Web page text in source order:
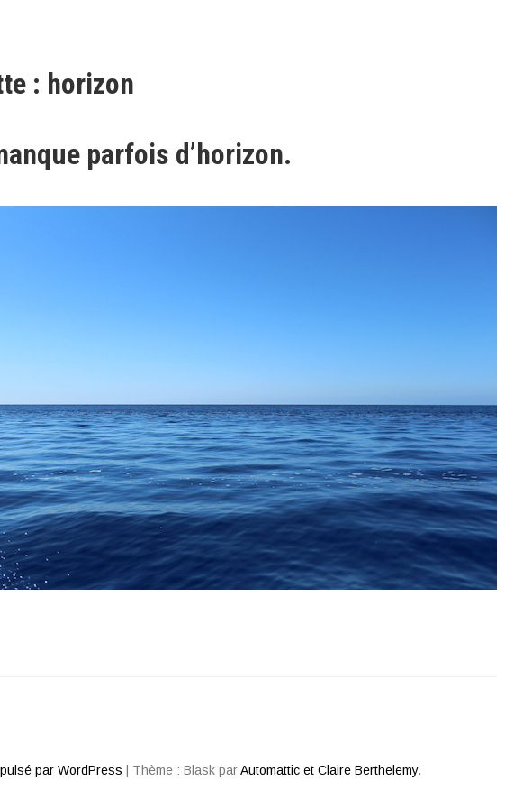
: horizon
parfois d’horizon.
par WordPress Thème : Blask parAutomattic et Claire Berthelemy.